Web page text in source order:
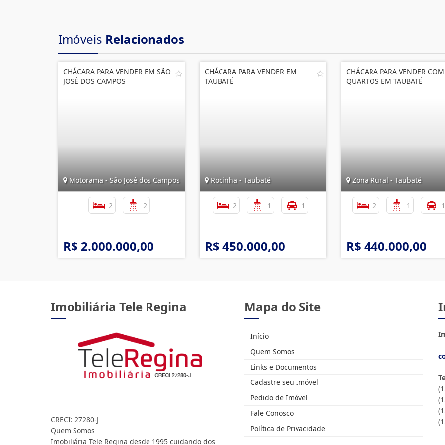
Imóveis Relacionados
CHÁCARA PARA VENDER EM SÃO
JOSÉ DOS CAMPOS
Motorama - São José dos Campos
2 2
R$ 2.000.000,00
CHÁCARA PARA VENDER EM
TAUBATÉ
Rocinha - Taubaté
2 1 1
R$ 450.000,00
CHÁCARA PARA VENDER
QUARTOS EM TAUBATÉ
Zona Rural - Taubaté
2 1
R$ 440.000,00
Imobiliária Tele Regina
CRECI: 27280-J
Quem Somos
Imobiliária Tele Regina desde 1995 cuidando dos
Mapa do Site
Início
Quem Somos
Links e Documentos
Cadastre seu Imóvel
Pedido de Imóvel
Fale Conosco
Política de Privacidade